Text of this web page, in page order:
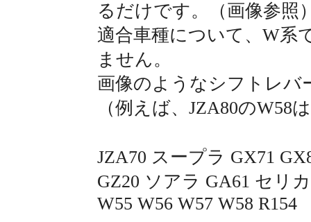
るだけです。（画像参照
適合車種について、W系
ません。
画像のようなシフトレバ
（例えば、JZA80のW58
JZA70 スープラ GX71
GZ20 ソアラ GA61 セリ
W55 W56 W57 W58 R154